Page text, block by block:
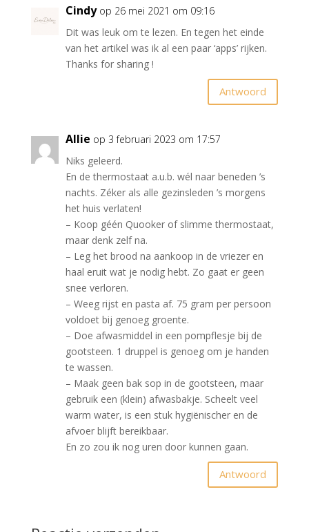
Cindy op 26 mei 2021 om 09:16
Dit was leuk om te lezen. En tegen het einde
van het artikel was ik al een paar ‘apps’ rijken.
Thanks for sharing !
Antwoord
Allie op 3 februari 2023 om 17:57
Niks geleerd.
En de thermostaat a.u.b. wél naar beneden ’s
nachts. Zéker als alle gezinsleden ’s morgens
het huis verlaten!
– Koop géén Quooker of slimme thermostaat,
maar denk zelf na.
– Leg het brood na aankoop in de vriezer en
haal eruit wat je nodig hebt. Zo gaat er geen
snee verloren.
– Weeg rijst en pasta af. 75 gram per persoon
voldoet bij genoeg groente.
– Doe afwasmiddel in een pompflesje bij de
gootsteen. 1 druppel is genoeg om je handen
te wassen.
– Maak geen bak sop in de gootsteen, maar
gebruik een (klein) afwasbakje. Scheelt veel
warm water, is een stuk hygiënischer en de
afvoer blijft bereikbaar.
En zo zou ik nog uren door kunnen gaan.
Antwoord